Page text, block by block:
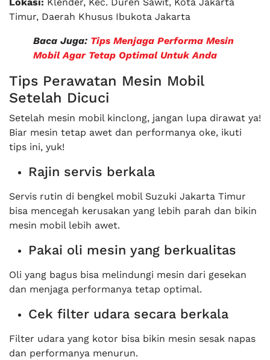
Timur, Daerah Khusus Ibukota Jakarta
Baca Juga: Tips Menjaga Performa Mesin
Mobil Agar Tetap Optimal Untuk Anda
Tips Perawatan Mesin Mobil
Setelah Dicuci
Setelah mesin mobil kinclong, jangan lupa dirawat ya!
Biar mesin tetap awet dan performanya oke, ikuti
tips ini, yuk!
Rajin servis berkala
Servis rutin di bengkel mobil Suzuki Jakarta Timur
bisa mencegah kerusakan yang lebih parah dan bikin
mesin mobil lebih awet.
Pakai oli mesin yang berkualitas
Oli yang bagus bisa melindungi mesin dari gesekan
dan menjaga performanya tetap optimal.
Cek filter udara secara berkala
Filter udara yang kotor bisa bikin mesin sesak napas
dan performanya menurun.